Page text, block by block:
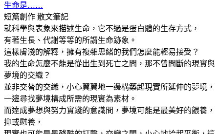
生命是……
短篇創作 散文筆記
就科學與表象來描述生命，它不過是蛋白體的生存方式，
有著生長、代謝等等的所謂生命跡象。
這樣膚淺的解釋，擁有複雜思緒的我們怎麼能輕易接受？
我的生命怎麼不能是從出生到死亡之間，那不曾間斷的現實與
夢境的交織？
並非交替的交織，小心翼翼地一邊構築起現實所延伸的夢境，
一邊尋找夢境構成所需的現實為素材。
而達成夢想與努力實踐的意識間，夢境可能是最美好的餵養，
抑或慰養，